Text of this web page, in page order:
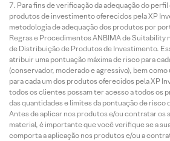
Para fins de verificação da adequação do
produtos de investimento oferecidos pela XP
metodologia de adequação dos produtos por
Regras e Procedimentos ANBIMA de Suitability
de Distribuição de Produtos de Investimento.
atribuir uma pontuação máxima de risco para
(conservador, moderado e agressivo), bem
para cada um dos produtos oferecidos pela XP
todos os clientes possam ter acesso a todos os
das quantidades e limites da pontuação de risco
Antes de aplicar nos produtos e/ou contratar os
material, é importante que você verifique se a
comporta a aplicação nos produtos e/ou a